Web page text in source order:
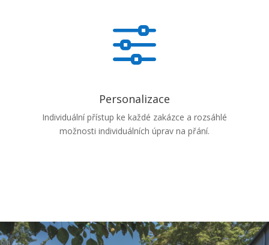
f
Personalizace
Individuální přístup ke každé zakázce a rozsáhlé
možnosti individuálních úprav na přání.